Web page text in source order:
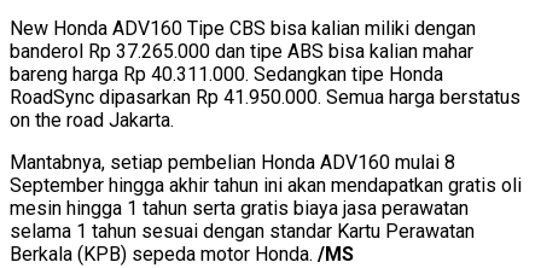
New Honda ADV160 Tipe CBS bisa kalian miliki dengan
banderol Rp 37.265.000 dan tipe ABS bisa kalian mahar
bareng harga Rp 40.311.000. Sedangkan tipe Honda
RoadSync dipasarkan Rp 41.950.000. Semua harga berstatus
on the road Jakarta.
Mantabnya, setiap pembelian Honda ADV160 mulai 8
September hingga akhir tahun ini akan mendapatkan gratis oli
mesin hingga 1 tahun serta gratis biaya jasa perawatan
selama 1 tahun sesuai dengan standar Kartu Perawatan
Berkala (KPB) sepeda motor Honda. /MS